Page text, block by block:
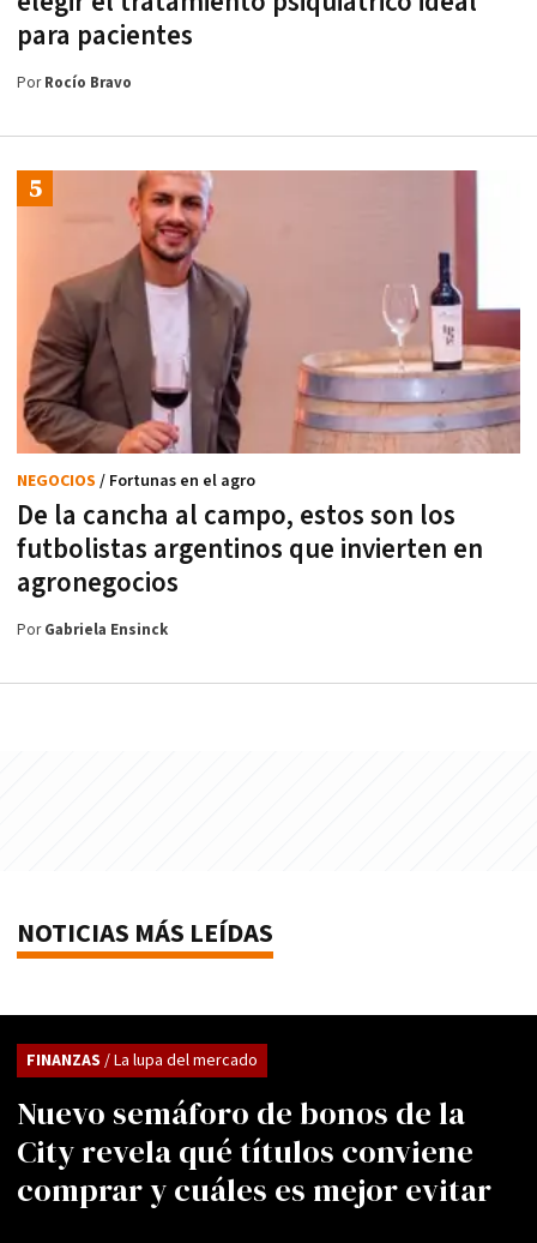
para pacientes
PorRocío Bravo
De la cancha al campo, estos son los
futbolistas argentinos que invierten en
agronegocios
NEGOCIOS / Fortunas en el agro
PorGabriela Ensinck
NOTICIAS MÁS LEÍDAS
Nuevo semáforo de bonos de la
City revela qué títulos conviene
comprar y cuáles es mejor evitar
FINANZAS / La lupa del mercado